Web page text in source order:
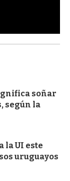
soñar
según la
la UI este
uruguayos